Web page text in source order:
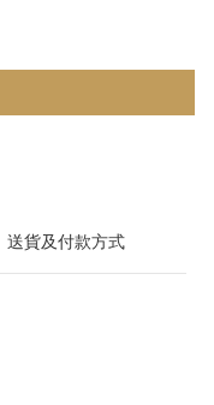
送貨及付款方式